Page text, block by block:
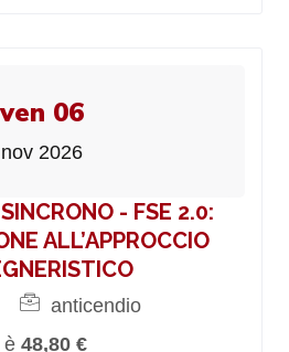
ven 06
nov 2026
- FSE 2.0:
ALL’APPROCCIO
anticendio
è 48,80 €